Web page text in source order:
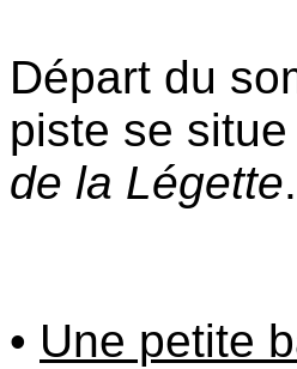
Départ du
piste se
de la Légette.
• Une petite